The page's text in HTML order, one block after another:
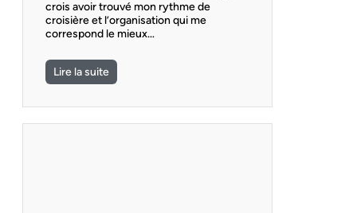
crois avoir trouvé mon rythme de
croisière et l’organisation qui me
correspond le mieux…
Lire la suite